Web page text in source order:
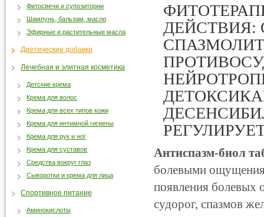
Антиспазм-биол
болевыми
появления болевых
судорог, спазмов
Фитосвечи и супозитории
Шампунь, бальзам, масло
Эфирные и растительные масла
Диетические добавки
Лечебная и элитная косметика
Детские крема
Крема для волос
Крема для всех типов кожи
Крема для интимной гигиены
Крема для рук и ног
Крема для суставов
Средства вокруг глаз
Сыворотки и крема для лица
Спортивное питание
Аминокислоты